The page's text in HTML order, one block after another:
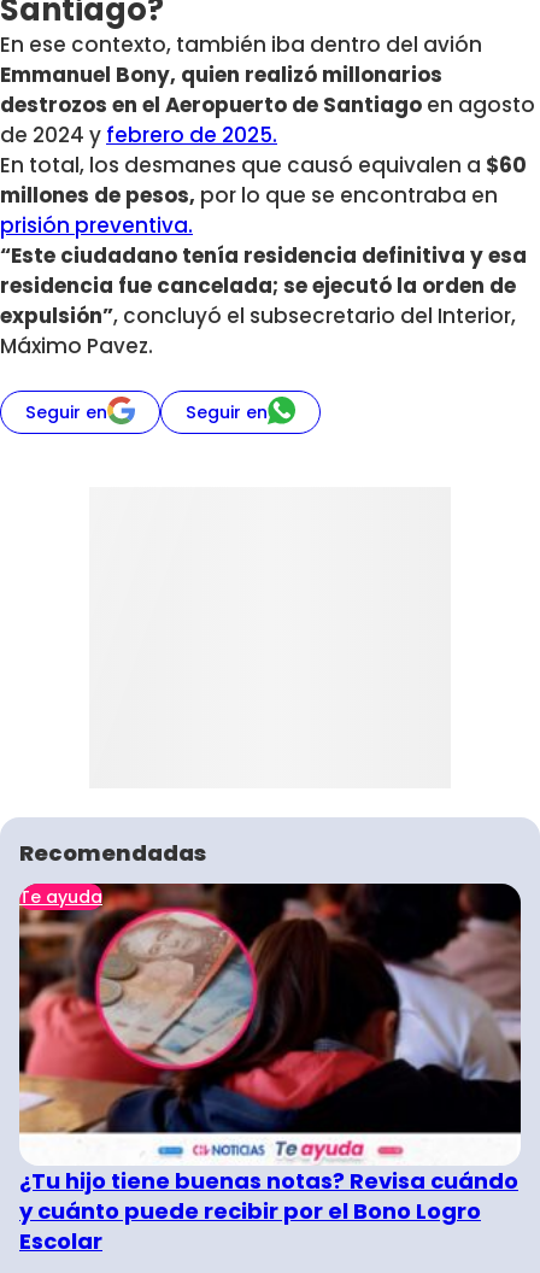
Santiago?
En ese contexto, también iba dentro del avión
Emmanuel Bony, quien realizó millonarios
destrozos en el Aeropuerto de Santiago en agosto
de 2024 y febrero de 2025.
En total, los desmanes que causó equivalen a $60
millones de pesos, por lo que se encontraba en
prisión preventiva.
“Este ciudadano tenía residencia definitiva y esa
residencia fue cancelada; se ejecutó la orden de
expulsión”, concluyó el subsecretario del Interior,
Máximo Pavez.
Seguir en Seguir en
Recomendadas
Te ayuda
¿Tu hijo tiene buenas notas? Revisa cuándo
y cuánto puede recibir por el Bono Logro
Escolar